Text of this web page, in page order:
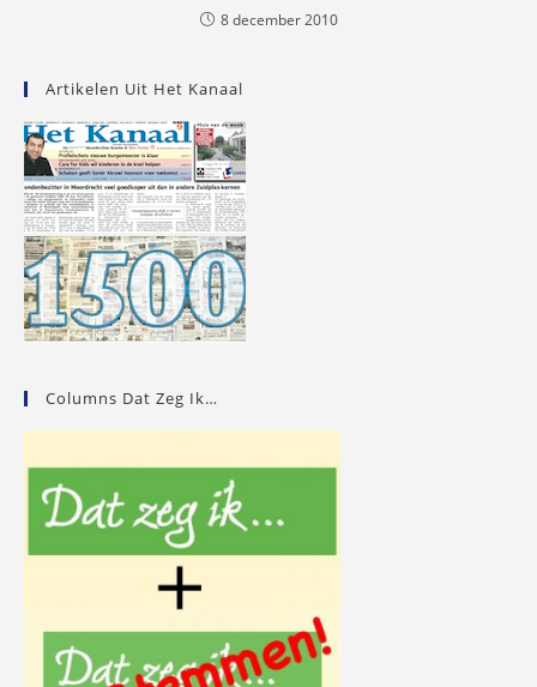
8 december 2010
Artikelen Uit Het Kanaal
Columns Dat Zeg Ik…